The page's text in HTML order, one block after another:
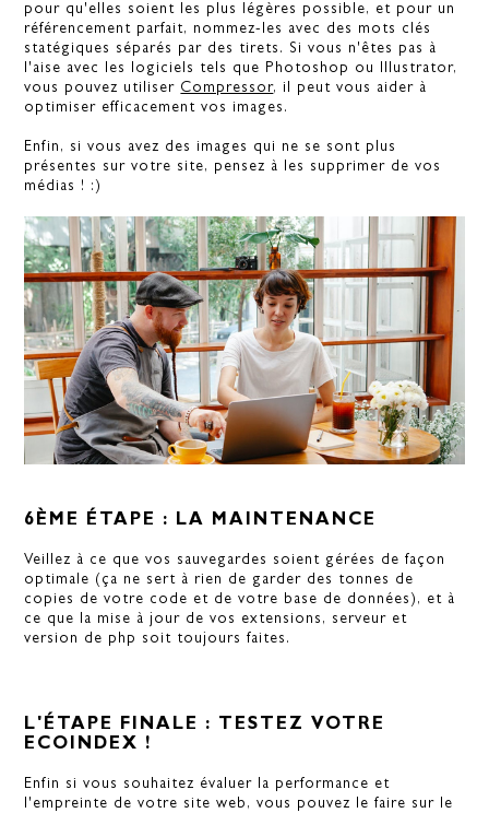
pour qu'elles soient les plus légères possible, et pour un
référencement parfait, nommez-les avec des mots clés
statégiques séparés par des tirets. Si vous n'êtes pas à
l'aise avec les logiciels tels que Photoshop ou Illustrator,
vous pouvez utiliser Compressor, il peut vous aider à
optimiser efficacement vos images.
Enfin, si vous avez des images qui ne se sont plus
présentes sur votre site, pensez à les supprimer de vos
médias ! :)
6ÈME ÉTAPE : LA MAINTENANCE
Veillez à ce que vos sauvegardes soient gérées de façon
optimale (ça ne sert à rien de garder des tonnes de
copies de votre code et de votre base de données), et à
ce que la mise à jour de vos extensions, serveur et
version de php soit toujours faites.
L'ÉTAPE FINALE : TESTEZ VOTRE
ECOINDEX !
Enfin si vous souhaitez évaluer la performance et
l'empreinte de votre site web, vous pouvez le faire sur le